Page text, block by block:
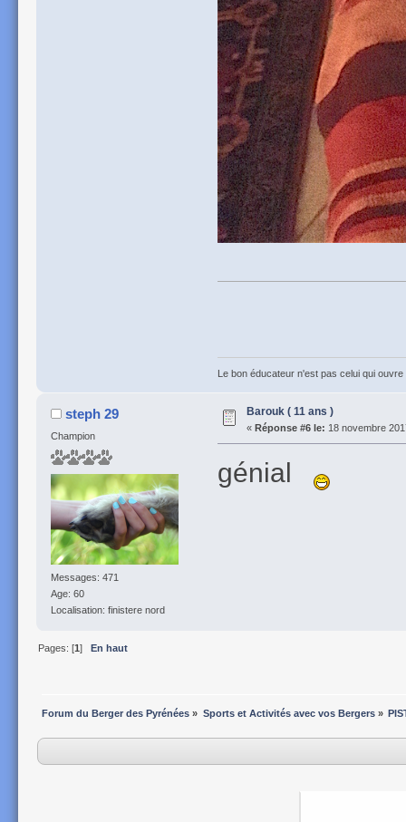
Le bon éducateur n'est pas celui qui
steph 29
Champion
Messages: 471
Age: 60
Localisation: finistere nord
Barouk ( 11 ans )
« Réponse #6 le: 18 novembre
génial
Pages: [1]En haut
Forum du Berger des Pyrénées » Sports et Activités avec vos Bergers»